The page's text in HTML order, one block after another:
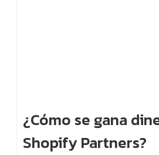
¿Cómo se gana
Shopify Partners?